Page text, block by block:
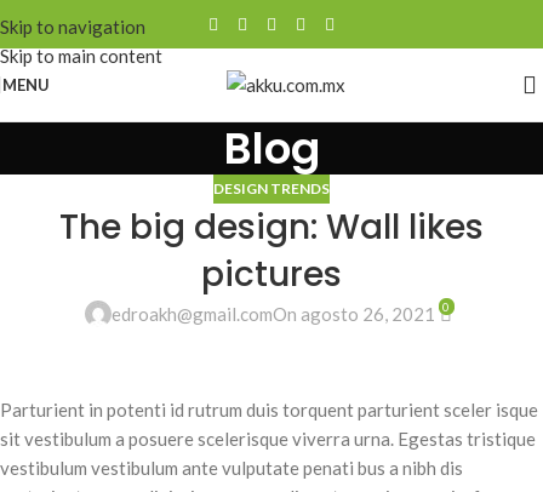
Skip to navigation
Skip to main content
MENU
Blog
DESIGN TRENDS
The big design: Wall likes
pictures
edroakh@gmail.comOn agosto 26, 2021 0
Parturient in potenti id rutrum duis torquent parturient sceler isque
sit vestibulum a posuere scelerisque viverra urna. Egestas tristique
vestibulum vestibulum ante vulputate penati bus a nibh dis